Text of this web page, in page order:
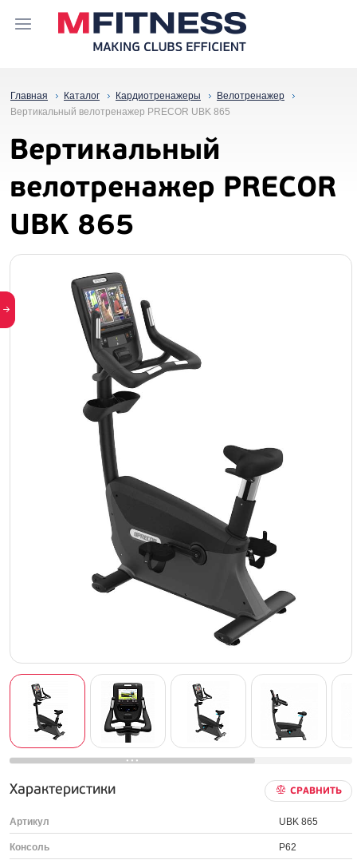
Главная Каталог Кардиотренажеры
Велотренажер
Вертикальный велотренажер PRECOR UBK 865
Вертикальный
велотренажер PRECOR
UBK 865
Характеристики СРАВНИТЬ
Артикул UBK 865
Консоль P62